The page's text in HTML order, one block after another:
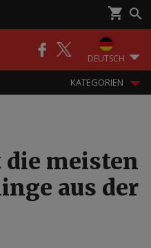
DEUTSCH
KATEGORIEN
meisten
aus der